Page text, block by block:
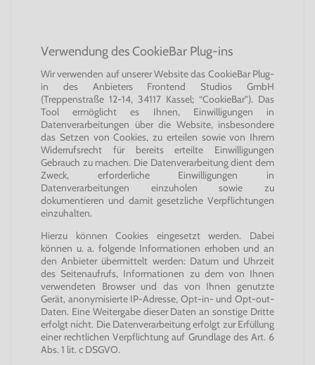
Verwendung des CookieBar Plug-ins
Wir verwenden auf unserer Website das CookieBar Plug-
in des Anbieters Frontend Studios GmbH
(Treppenstraße 12-14, 34117 Kassel; “CookieBar”). Das
Tool ermöglicht es Ihnen, Einwilligungen in
Datenverarbeitungen über die Website, insbesondere
das Setzen von Cookies, zu erteilen sowie von Ihrem
Widerrufsrecht für bereits erteilte Einwilligungen
Gebrauch zu machen. Die Datenverarbeitung dient dem
Zweck, erforderliche Einwilligungen in
Datenverarbeitungen einzuholen sowie zu
dokumentieren und damit gesetzliche Verpflichtungen
einzuhalten.
Hierzu können Cookies eingesetzt werden. Dabei
können u. a. folgende Informationen erhoben und an
den Anbieter übermittelt werden: Datum und Uhrzeit
des Seitenaufrufs, Informationen zu dem von Ihnen
verwendeten Browser und das von Ihnen genutzte
Gerät, anonymisierte IP-Adresse, Opt-in- und Opt-out-
Daten. Eine Weitergabe dieser Daten an sonstige Dritte
erfolgt nicht. Die Datenverarbeitung erfolgt zur Erfüllung
einer rechtlichen Verpflichtung auf Grundlage des Art. 6
Abs. 1 lit. c DSGVO.